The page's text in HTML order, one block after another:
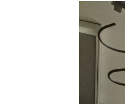
ПОДПИШИТЕСЬ НА РАССЫЛКУ